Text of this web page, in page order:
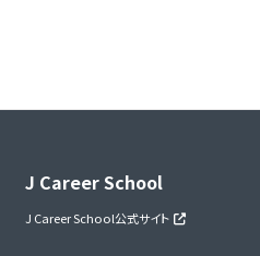
J Career School
J Career School公式サイト